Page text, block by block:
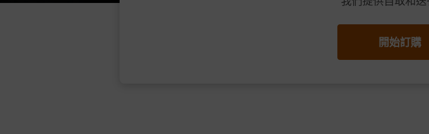
開始訂購